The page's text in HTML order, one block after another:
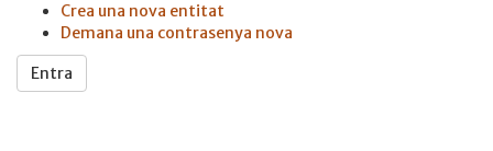
Crea una nova entitat
Demana una contrasenya nova
Entra